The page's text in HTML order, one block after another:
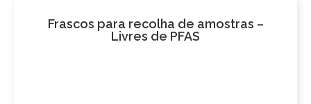
Frascos para recolha de amostras –
Livres de PFAS